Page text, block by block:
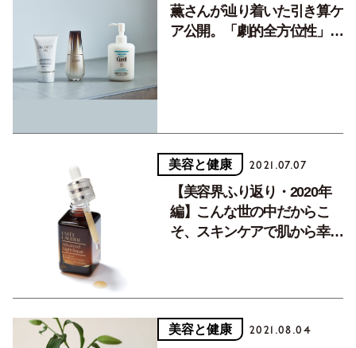
薫さんが辿り着いた引き算ケ
ア公開。「劇的全方位性」が
美容と健康 2021.07.07
【美容界ふり返り・2020年
編】こんな世の中だからこ
そ、スキンケアで肌から幸せ
美容と健康 2021.08.04